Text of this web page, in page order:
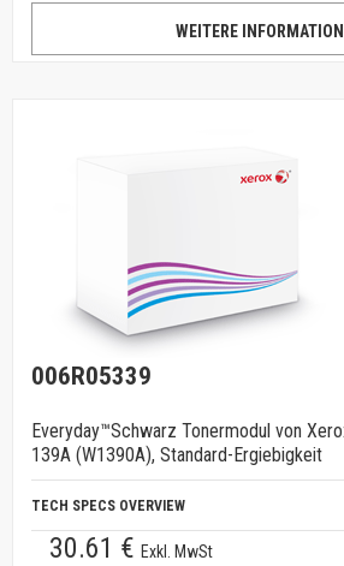
WEITERE
006R05339
Everyday™Schwarz Tonermodul von
139A (W1390A), Standard-Ergiebigkeit
TECH SPECS OVERVIEW
30.61 € Exkl. MwSt